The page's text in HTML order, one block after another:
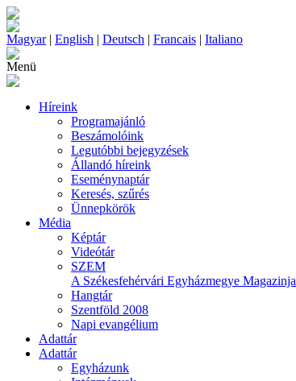
Magyar| English | Deutsch | Francais | Italiano
Menü
Híreink
Programajánló
Beszámolóink
Legutóbbi bejegyzések
Állandó híreink
Eseménynaptár
Keresés, szűrés
Ünnepkörök
Média
Képtár
Videótár
SZEM
A Székesfehérvári Egyházmegye Magazinja
Hangtár
Szentföld 2008
Napi evangélium
Adattár
Adattár
Egyházunk